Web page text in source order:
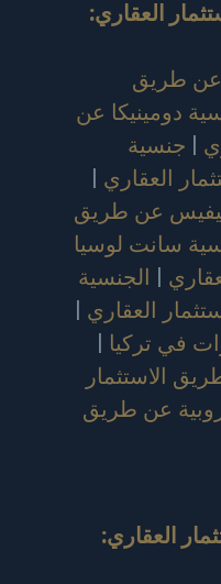
العقاري:
عن طريق
دومينيكا عن
| جنسية
العقاري |
عن طريق
سانت لوسيا
| الجنسية
العقاري |
في تركيا |
الاستثمار
عن طريق
العقاري: